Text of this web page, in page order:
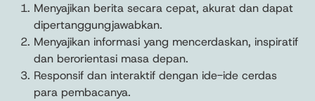
Menyajikan berita secara cepat, akurat dan dapat
dipertanggungjawabkan.
Menyajikan informasi yang mencerdaskan, inspiratif
dan berorientasi masa depan.
Responsif dan interaktif dengan ide-ide cerdas
para pembacanya.